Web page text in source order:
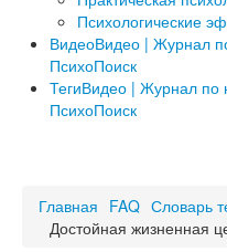
Психологические
ВидеоВидео | Журнал
ПсихоПоиск
ТегиВидео | Журнал по
ПсихоПоиск
Главная FAQ Словарь
Достойная жизненная